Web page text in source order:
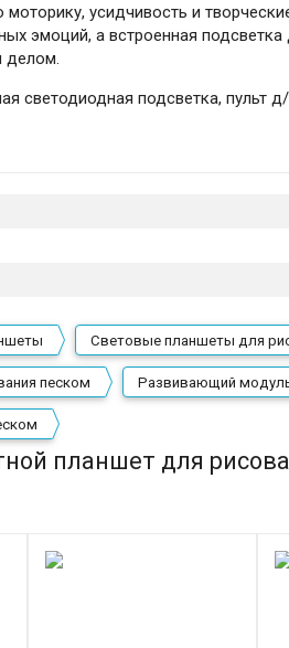
усидчивость и
эмоций, а встроенная
делом.
светодиодная подсветка, пульт д/
Световые планшеты для
песком Развивающий
планшет для